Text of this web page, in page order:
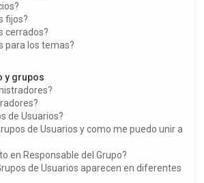
fijos?
cerrados?
para los temas?
y grupos
de Usuarios?
de Usuarios y como me puedo unir a
en Responsable del Grupo?
de Usuarios aparecen en diferentes